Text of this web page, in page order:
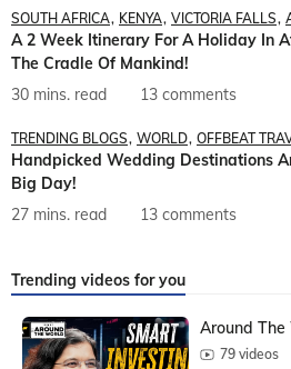
SOUTH AFRICA KENYA VICTORIA FALLS
A 2 Week Itinerary For A Holiday In
The Cradle Of Mankind!
30 mins. read
13 comments
TRENDING BLOGS WORLD OFFBEAT
Handpicked Wedding Destinations
Big Day!
27 mins. read
13 comments
Trending videos for you
Around The
79 videos